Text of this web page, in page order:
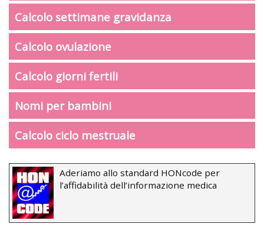
Calcolo settimane gravidanza
Calcolo ovulazione
Calcolo giorni fertili
Nomi per bambini
Calcolo ciclo mestruale
Aderiamo allo standard HONcode per
l’affidabilità dell’informazione medica